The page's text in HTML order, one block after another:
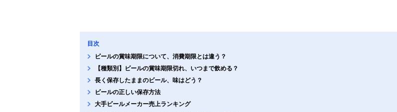
目次
ビールの賞味期限について、消費期限とは違う？
【種類別】ビールの賞味期限切れ、いつまで飲める？
長く保存したままのビール、味はどう？
ビールの正しい保存方法
大手ビールメーカー売上ランキング